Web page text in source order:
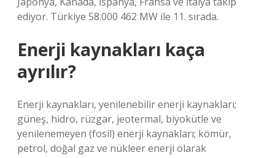
ediyor. Türkiye 58.000 462 MW ile 11. sırada.
Enerji kaynakları kaça
ayrılır?
Enerji kaynakları, yenilenebilir enerji kaynakları;
güneş, hidro, rüzgar, jeotermal, biyokütle ve
yenilenemeyen (fosil) enerji kaynakları; kömür,
petrol, doğal gaz ve nükleer enerji olarak